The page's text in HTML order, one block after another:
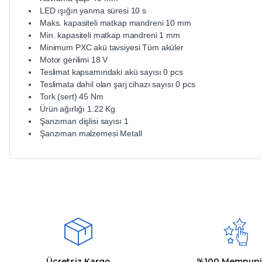
LED ışığın yanma süresi 10 s
Maks. kapasiteli matkap mandreni 10 mm
Min. kapasiteli matkap mandreni 1 mm
Minimum PXC akü tavsiyesi Tüm aküler
Motor gerilimi 18 V
Teslimat kapsamındaki akü sayısı 0 pcs
Teslimata dahil olan şarj cihazı sayısı 0 pcs
Tork (sert) 45 Nm
Ürün ağırlığı 1.22 Kg
Şanzıman dişlisi sayısı 1
Şanzıman malzemesi Metall
Ürün açıklamasında eksik bilgiler bulunuyor.
Ürün bilgilerinde hatalar bulunuyor.